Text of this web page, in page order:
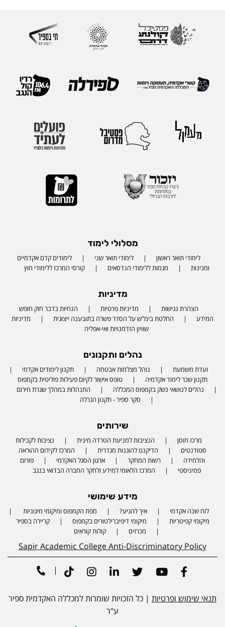
מסלולי לימוד
לימודי תואר ראשון לימודי תואר שני
לימודים קדם אקדמיים
ומכינות
מגמות ללימודי הנדסאים קורסי המרכז ללימודי חוץ
מדיניות
הצהרת נגישות מדיניות פרטיות
הנחיות בדבר חוק חופש
המידע
החלטת בימ"ש על הסדר פשרה בתובענה ייצוגית
מדיניות
שוויון הזדמנויות ואי-אפליה
נהלים ותקנונים
ועדת משמעת נוהל מצלמות אבטחה
תקנון לימודים אקדמי
תקנון שכר לימוד אקדמיה
טופס אישור לקיום פעילות פוליטית בקמפוס
נהלים לנושאי נשק בקמפוס המכללה
התנהלות במהלך שגרת חירום
סקר ספיר - תקנון הגרלה
שירותים
מרכז חוסן הנציבות למניעת הטרדה מינית
נציבות לקבילות
סטודנטים
הדיקנט להוגנות מגדרית
המרכז לקידום ההוראה
והלמידה
רשות המחקר ארגון הסגל האקדמי
פורום
פמיניסטי
המרכז הלאומי למידע ולחקר החברה הבדואי בנגב
מידע שימושי
לוח שנה אקדמי איך להגיע?
מפת הקמפוס ומיקומי מיגוניות
מיקומי קפיטריות
מיקומי דיפיברילטורים בקמפוס
קריירה בספיר
מכרזים
קולות קוראים
Sapir Academic College Anti-Discriminatory Policy
תנאי שימוש ופרטיות | כל הזכויות שומרות למכללה האקדמית ספיר
ע"ר
Facebook
Youtube
Twitter
Linkedin
Instagram
Tiktok
|
Phone number